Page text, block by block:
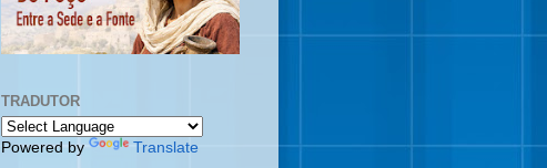
TRADUTOR
Powered by Translate